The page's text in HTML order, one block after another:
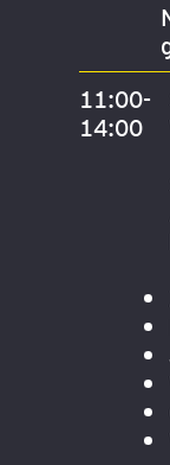
11:00-
14:00